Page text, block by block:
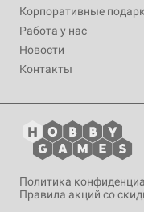
Корпоративные
Работа у нас
Новости
Контакты
Политика
Правила акций со